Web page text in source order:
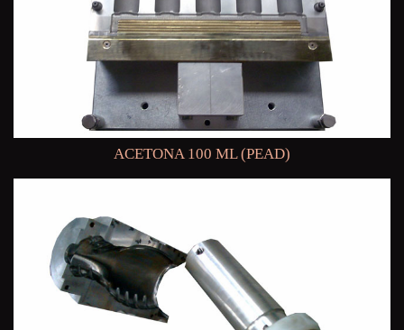
ACETONA 100 ML (PEAD)